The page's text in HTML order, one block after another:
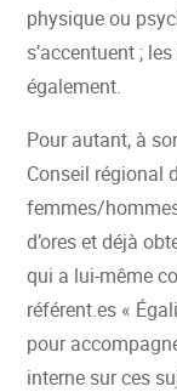
physique ou
s’accentuent ;
également.
Pour autant, à
Conseil régional
femmes/
d’ores et déjà
qui a lui-même
référent.es «
pour
interne sur ces